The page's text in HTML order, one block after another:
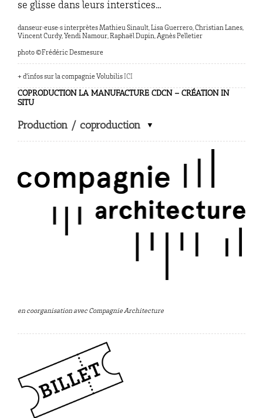
se glisse dans leurs interstices…
danseur·euse·s interprètes Mathieu Sinault, Lisa Guerrero, Christian Lanes,
Vincent Curdy, Yendi Namour, Raphaël Dupin, Agnès Pelletier
photo ©Frédéric Desmesure
+ d’infos sur la compagnie VolubilisICI
COPRODUCTION LA MANUFACTURE CDCN – CRÉATION IN
SITU
Production / coproduction
en coorganisation avec Compagnie Architecture